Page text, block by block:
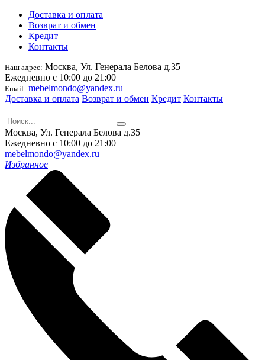
Доставка и оплата
Возврат и обмен
Кредит
Контакты
Наш адрес: Москва, Ул. Генерала Белова д.35
Ежедневно с 10:00 до 21:00
Email: mebelmondo@yandex.ru
Доставка и оплата Возврат и обмен Кредит Контакты
Москва, Ул. Генерала Белова д.35
Ежедневно с 10:00 до 21:00
mebelmondo@yandex.ru
Избранное